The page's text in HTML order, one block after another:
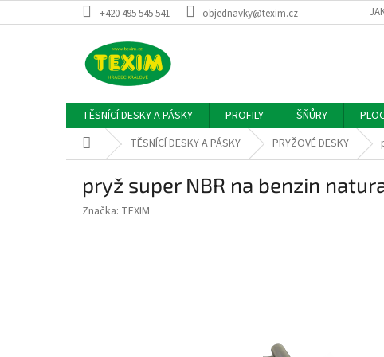
na
+420 495 545 541 objednavky@texim.cz
TĚSNÍCÍ DESKY A PÁSKY PROFILY ŠŇŮRY
Domů TĚSNÍCÍ DESKY A PÁSKY PRYŽOVÉ DESKY
pryž super NBR na benzin
Značka: TEXIM